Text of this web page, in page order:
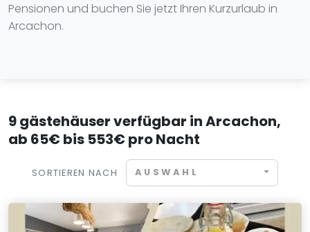
Pensionen und buchen Sie jetzt Ihren Kurzurlaub in
Arcachon.
9 gästehäuser verfügbar in Arcachon,
ab 65€ bis 553€ pro Nacht
SORTIEREN NACH AUSWAHL